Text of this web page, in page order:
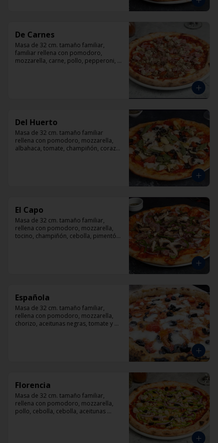
De Carnes
Masa de 32 cm. tamaño familiar,
familiar rellena con pomodoro,
mozzarella, carne, pollo, pepperoni,
Del Huerto
Masa de 32 cm. tamaño familiar
rellena con pomodoro, mozzarella,
albahaca, tomate, champiñón, corazón
El Capo
Masa de 32 cm. tamaño familiar,
rellena con pomodoro, mozzarella,
tocino, champiñón, cebolla, pimentón,
Española
Masa de 32 cm. tamaño familiar,
rellena con pomodoro, mozzarella,
chorizo, aceitunas negras, tomate y
Florencia
Masa de 32 cm. tamaño familiar,
rellena con pomodoro, mozzarella,
pollo, cebolla, cebolla, aceitunas